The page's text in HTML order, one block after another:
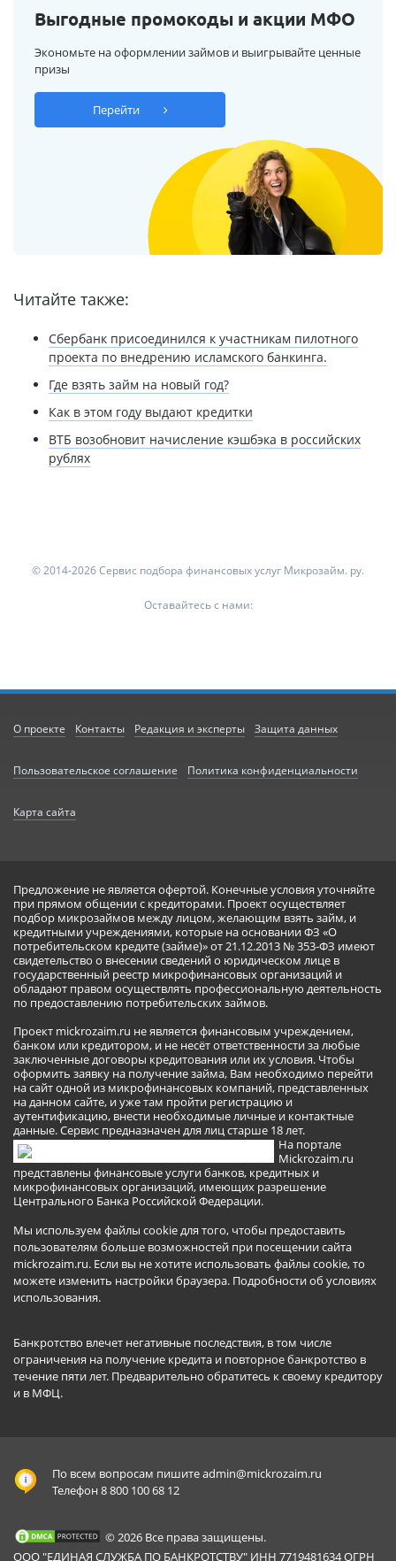
Выгодные промокоды и акции МФО
Экономьте на оформлении займов и выигрывайте ценные
призы
Перейти
Читайте также:
Сбербанк присоединился к участникам пилотного
проекта по внедрению исламского банкинга.
Где взять займ на новый год?
Как в этом году выдают кредитки
ВТБ возобновит начисление кэшбэка в российских
рублях
© 2014-2026 Сервис подбора финансовых услуг Микрозайм. ру.
Оставайтесь с нами:
О проекте Контакты Редакция и эксперты Защита данных
Пользовательское соглашение Политика конфиденциальности
Карта сайта
Предложение не является офертой. Конечные условия уточняйте
при прямом общении с кредиторами. Проект осуществляет
подбор микрозаймов между лицом, желающим взять займ, и
кредитными учреждениями, которые на основании ФЗ «О
потребительском кредите (займе)» от 21.12.2013 № 353-ФЗ имеют
свидетельство о внесении сведений о юридическом лице в
государственный реестр микрофинансовых организаций и
обладают правом осуществлять профессиональную деятельность
по предоставлению потребительских займов.
Проект mickrozaim.ru не является финансовым учреждением,
банком или кредитором, и не несёт ответственности за любые
заключенные договоры кредитования или их условия. Чтобы
оформить заявку на получение займа, Вам необходимо перейти
на сайт одной из микрофинансовых компаний, представленных
на данном сайте, и уже там пройти регистрацию и
аутентификацию, внести необходимые личные и контактные
данные. Сервис предназначен для лиц старше 18 лет.
На портале
Mickrozaim.ru
представлены финансовые услуги банков, кредитных и
микрофинансовых организаций, имеющих разрешение
Центрального Банка Российской Федерации.
Мы используем файлы cookie для того, чтобы предоставить
пользователям больше возможностей при посещении сайта
mickrozaim.ru. Если вы не хотите использовать файлы cookie, то
можете изменить настройки браузера. Подробности об условиях
использования.
Банкротство влечет негативные последствия, в том числе
ограничения на получение кредита и повторное банкротство в
течение пяти лет. Предварительно обратитесь к своему кредитору
и в МФЦ.
По всем вопросам пишитеadmin@mickrozaim.ru
Телефон 8 800 100 68 12
© 2026 Все права защищены.
ООО "ЕДИНАЯ СЛУЖБА ПО БАНКРОТСТВУ" ИНН 7719481634 ОГРН